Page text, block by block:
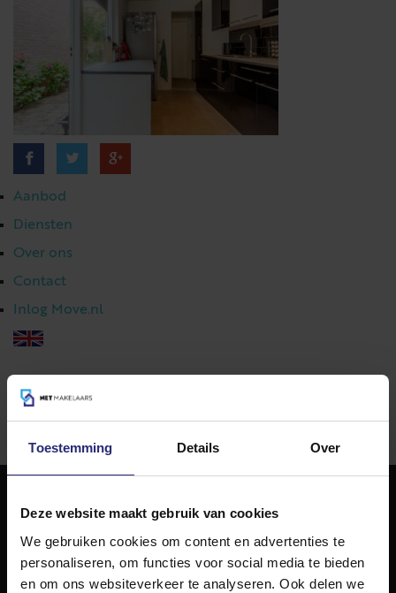
Toestemming Details Over
Deze website maakt gebruik van cookies
We gebruiken cookies om content en advertenties te
personaliseren, om functies voor social media te bieden
en om ons websiteverkeer te analyseren. Ook delen we
Aanbod
Diensten
Over ons
Contact
Inlog Move.nl
023 303 54 44
NET Makelaars
NET Makelaars is een modern makelaarskantoor met
decennialange ervaring in het vak en diepgaande kennis
van de huizenmarkt in Haarlem en omstreken.